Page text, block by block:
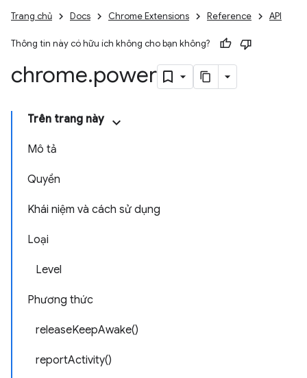
Trang chủ Docs Chrome Extensions Reference API
Thông tin này có hữu ích không cho bạn không?
chrome.power
Trên trang này
Mô tả
Quyền
Khái niệm và cách sử dụng
Loại
Level
Phương thức
releaseKeepAwake()
reportActivity()